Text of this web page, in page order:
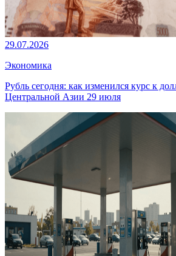
29.07.2026
Экономика
Рубль сегодня: как изменился курс к
Центральной Азии 29 июля